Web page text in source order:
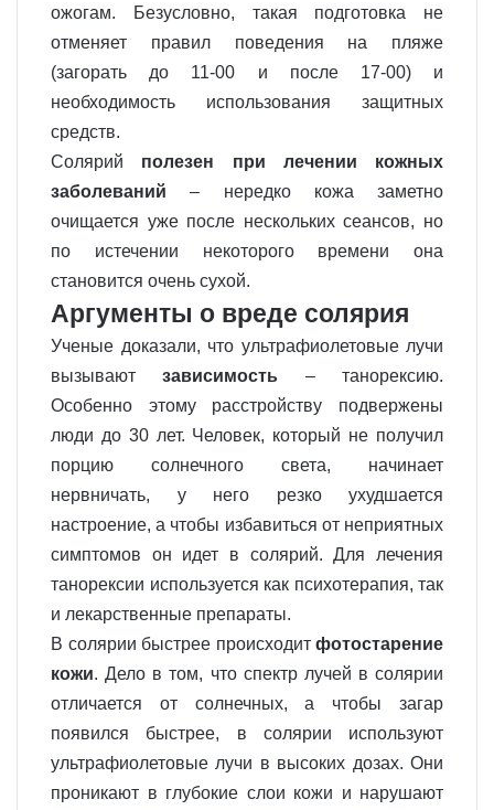
ожогам. Безусловно, такая подготовка не
отменяет правил поведения на пляже
(загорать до 11-00 и после 17-00) и
необходимость использования защитных
средств.
Солярий полезен при лечении кожных
заболеваний – нередко кожа заметно
очищается уже после нескольких сеансов, но
по истечении некоторого времени она
становится очень сухой.
Аргументы о вреде солярия
Ученые доказали, что ультрафиолетовые лучи
вызываютзависимость – танорексию.
Особенно этому расстройству подвержены
люди до 30 лет. Человек, который не получил
порцию солнечного света, начинает
нервничать, у него резко ухудшается
настроение, а чтобы избавиться от неприятных
симптомов он идет в солярий. Для лечения
танорексии используется как психотерапия, так
и лекарственные препараты.
В солярии быстрее происходит фотостарение
кожи. Дело в том, что спектр лучей в солярии
отличается от солнечных, а чтобы загар
появился быстрее, в солярии используют
ультрафиолетовые лучи в высоких дозах. Они
проникают в глубокие слои кожи и нарушают